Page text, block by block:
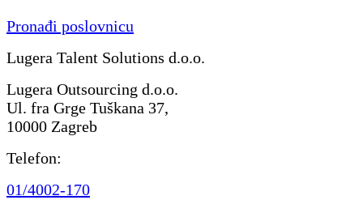
Pronađi poslovnicu
Lugera Talent Solutions d.o.o.
Lugera Outsourcing d.o.o.
Ul. fra Grge Tuškana 37,
10000 Zagreb
Telefon:
01/4002-170